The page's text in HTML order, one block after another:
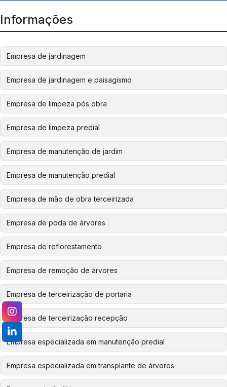
Informações
Empresa de jardinagem
Empresa de jardinagem e paisagismo
Empresa de limpeza pós obra
Empresa de limpeza predial
Empresa de manutenção de jardim
Empresa de manutenção predial
Empresa de mão de obra terceirizada
Empresa de poda de árvores
Empresa de reflorestamento
Empresa de remoção de árvores
Empresa de terceirização de portaria
Empresa de terceirização recepção
Empresa especializada em manutenção predial
Empresa especializada em transplante de árvores